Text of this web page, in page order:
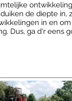
de diepte
in en
Dus, ga d'r eens